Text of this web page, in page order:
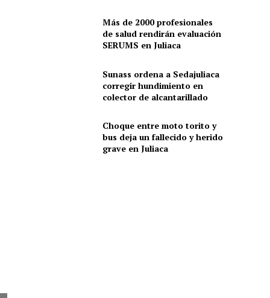
Más de 2000 profesionales
de salud rendirán evaluación
SERUMS en Juliaca
Sunass ordena a Sedajuliaca
corregir hundimiento en
colector de alcantarillado
Choque entre moto torito y
bus deja un fallecido y herido
grave en Juliaca